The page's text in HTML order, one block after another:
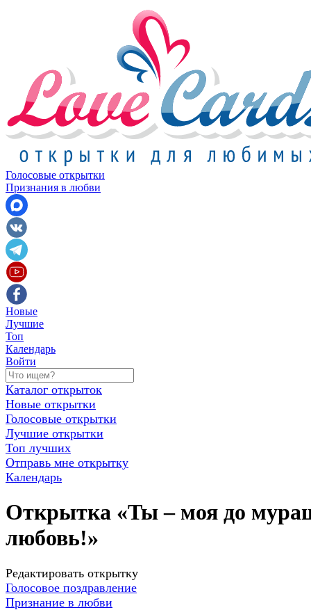
Голосовые открытки
Признания в любви
Новые
Лучшие
Топ
Календарь
Войти
Каталог открыток
Новые открытки
Голосовые открытки
Лучшие открытки
Топ лучших
Отправь мне открытку
Календарь
Открытка «Ты – моя до мурашек
любовь!»
Редактировать открытку
Голосовое поздравление
Признание в любви